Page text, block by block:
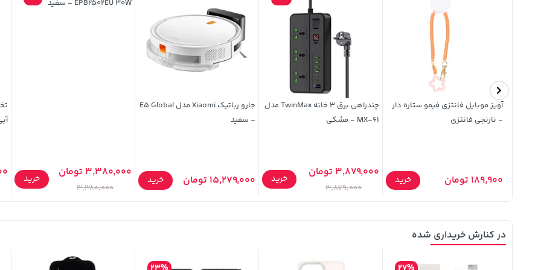
آویز موبایل فانتزی فیمو ستاره دار
- نارنجی فانتزی
189,900 تومان خرید
چندراهی برق 3 خانه TwinMax مدل
MX-61 - مشکی
3,879,000 تومان
3,879,000
خرید
جارو رباتیک Xiaomi مدل E5 Global
- سفید
15,279,000 تومان خرید
EPB2502EU 30W - سفید
3,380,000 تومان
3,380,000
خرید
در کنارش خریداری شده